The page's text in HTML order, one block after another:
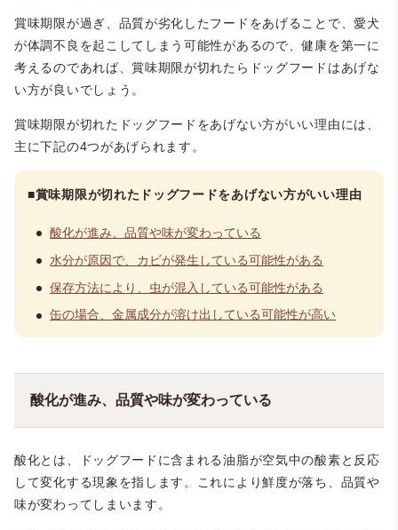
賞味期限が過ぎ、品質が劣化したフードをあげることで、愛犬
が体調不良を起こしてしまう可能性があるので、健康を第一に
考えるのであれば、賞味期限が切れたらドッグフードはあげな
い方が良いでしょう。
賞味期限が切れたドッグフードをあげない方がいい理由には、
主に下記の4つがあげられます。
■賞味期限が切れたドッグフードをあげない方がいい理由
酸化が進み、品質や味が変わっている
水分が原因で、カビが発生している可能性がある
保存方法により、虫が混入している可能性がある
缶の場合、金属成分が溶け出している可能性が高い
酸化が進み、品質や味が変わっている
酸化とは、ドッグフードに含まれる油脂が空気中の酸素と反応
して変化する現象を指します。これにより鮮度が落ち、品質や
味が変わってしまいます。